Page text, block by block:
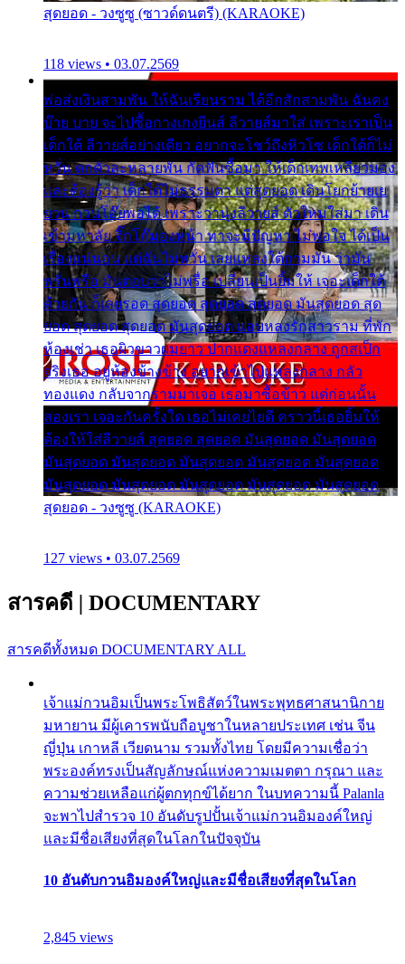
สุดยอด - วงซูซู (ซาวด์ดนตรี) (KARAOKE)
118 views • 03.07.2569
พ่อส่งเงินสามพัน ให้ฉันเรียนราม ได้อีกสักสามพัน ฉันคง
บ๊าย บาย จะไปซื้อกางเกงยีนส์ ลีวายส์มาใส่ เพราะเราเป็น
เด็กใต้ ลีวายส์อย่างเดียว อยากจะโชว์ถึงหิวโซ เด็กใต้ก็ไม่
หวั่น ตกตัวละหลายพัน กัดฟันซื้อมา ให้เด็กเทพเหลียวมอง
และต้องรู้ว่า เด็กใต้ไม่ธรรมดา แต่สุดยอด เดินโยกย้ายเย
ยวน กวนโอ๊ยพอได้ เพราะว่านุ่งลีวายส์ ตัวใหม่ใส่มา เดิน
เข้ามหาลัย จิ๊กโก๊มองหน้า ท่าจะมีปัญหา ไม่พอใจ ได้เป็น
เรื่องแน่นอน แต่ฉันไม่หวั่น เลยแหลงใต้ถามมัน ว่ามัน
พรั่นพรือ มันตอบว่าไม่พรื่อ เปลี่ยนเป็นยิ้มให้ เจอะเด็กใต้
ด้วยกัน ก็เลยรอด สุดยอด สุดยอด สุดยอด มันสุดยอด สุด
ยอด สุดยอด สุดยอด มันสุดยอด แอบหลงรักสาวราม ที่พัก
ห้องเช่า เธอผิวขาวผมยาว ปากแดงแหลงกลาง ถูกสเป็ก
จริงเธอ อยู่ห้องข้างข้าง อยากเข้าไปแหลงกลาง กลัว
ทองแดง กลับจากรามมาเจอ เธอมาซื้อข้าว แต่ก่อนนั้น
สองเรา เจอะกันครั้งใด เธอไม่เคยไยดี คราวนี้เธอยิ้มให้
ต้องให้ใส่ลีวายส์ สุดยอด สุดยอด มันสุดยอด มันสุดยอด
มันสุดยอด มันสุดยอด มันสุดยอด มันสุดยอด มันสุดยอด
มันสุดยอด มันสุดยอด มันสุดยอด มันสุดยอด มันสุดยอด
สุดยอด - วงซูซู (KARAOKE)
127 views • 03.07.2569
สารคดี | DOCUMENTARY
สารคดีทั้งหมด DOCUMENTARY ALL
เจ้าแม่กวนอิมเป็นพระโพธิสัตว์ในพระพุทธศาสนานิกาย
มหายาน มีผู้เคารพนับถือบูชาในหลายประเทศ เช่น จีน
ญี่ปุ่น เกาหลี เวียดนาม รวมทั้งไทย โดยมีความเชื่อว่า
พระองค์ทรงเป็นสัญลักษณ์แห่งความเมตตา กรุณา และ
ความช่วยเหลือแก่ผู้ตกทุกข์ได้ยาก ในบทความนี้ Palanla
จะพาไปสำรวจ 10 อันดับรูปปั้นเจ้าแม่กวนอิมองค์ใหญ่
และมีชื่อเสียงที่สุดในโลกในปัจจุบัน
10 อันดับกวนอิมองค์ใหญ่และมีชื่อเสียงที่สุดในโลก
2,845 views